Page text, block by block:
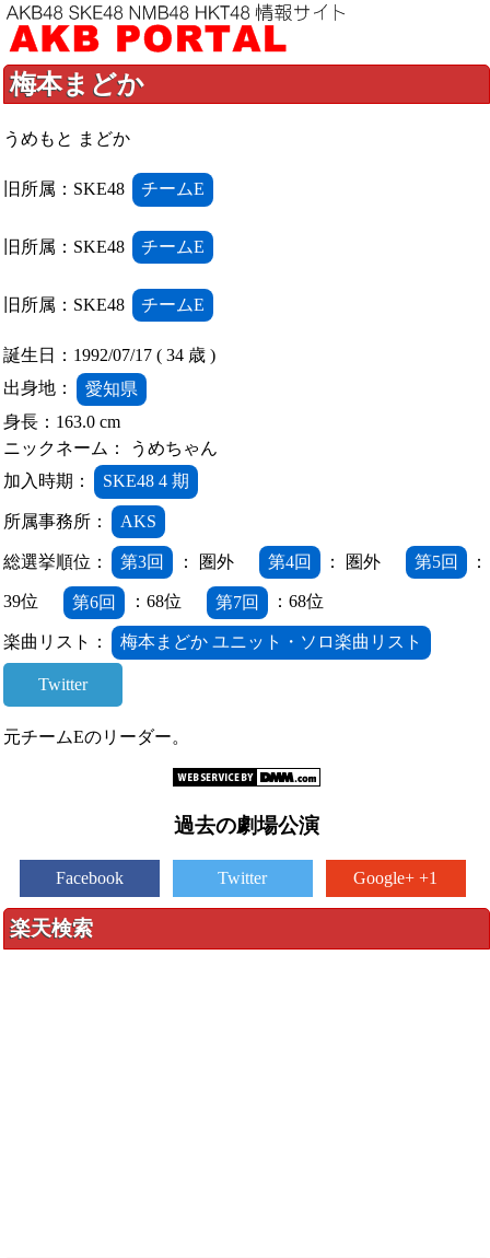
梅本まどか
うめもと まどか
旧所属：SKE48 チームE
旧所属：SKE48 チームE
旧所属：SKE48 チームE
誕生日：1992/07/17 ( 34 歳 )
出身地：
愛知県
身長：163.0 cm
ニックネーム： うめちゃん
加入時期：
SKE48 4 期
所属事務所： AKS
総選挙順位： 第3回 ： 圏外 第4回 ： 圏外 第5回 ：
39位 第6回 ：68位 第7回 ：68位
楽曲リスト： 梅本まどか ユニット・ソロ楽曲リスト
Twitter
元チームEのリーダー。
過去の劇場公演
Facebook Twitter Google+ +1
楽天検索